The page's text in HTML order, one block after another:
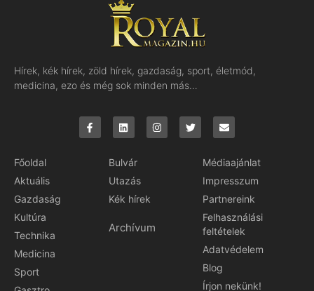
Hírek, kék hírek, zöld hírek, gazdaság, sport, életmód,
medicina, ezo és még sok minden más…
Főoldal
Aktuális
Gazdaság
Kultúra
Technika
Medicina
Sport
Bulvár
Utazás
Kék hírek
Archívum
Médiaajánlat
Impresszum
Partnereink
Felhasználási
feltételek
Adatvédelem
Blog
Írjon nekünk!